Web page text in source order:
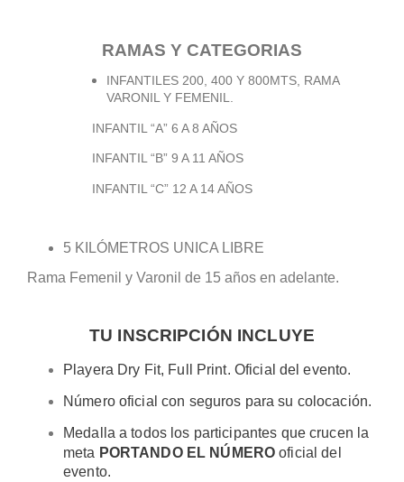
RAMAS Y CATEGORIAS
INFANTILES 200, 400 Y 800MTS, RAMA
VARONIL Y FEMENIL.
INFANTIL “A” 6 A 8 AÑOS
INFANTIL “B” 9 A 11 AÑOS
INFANTIL “C” 12 A 14 AÑOS
5 KILÓMETROS UNICA LIBRE
Rama Femenil y Varonil de 15 años en adelante.
TU INSCRIPCIÓN INCLUYE
Playera Dry Fit, Full Print. Oficial del evento.
Número oficial con seguros para su colocación.
Medalla a todos los participantes que crucen la
meta PORTANDO EL NÚMERO oficial del
evento.